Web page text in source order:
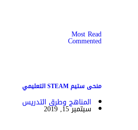
Most Read
Commented
منحى ستيم STEAM التعليمي
المناهج وطرق التدريس
سبتمبر 15, 2019